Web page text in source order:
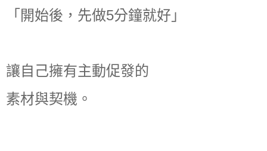
「開始後，先做5分鐘就好」
讓自己擁有主動促發的
素材與契機。